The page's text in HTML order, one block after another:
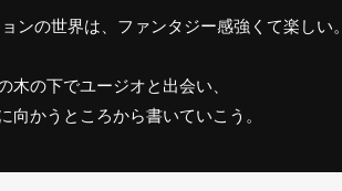
ンの世界は、ファンタジー感強くて楽しい。
木の下でユージオと出会い、
向かうところから書いていこう。